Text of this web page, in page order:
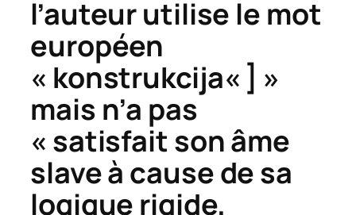
l’auteur utilise le mot
européen
« konstrukcija« ] »
mais n’a pas
« satisfait son âme
slave à cause de sa
logique rigide,